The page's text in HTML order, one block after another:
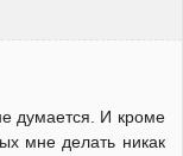
думается. И кроме
мне делать никак